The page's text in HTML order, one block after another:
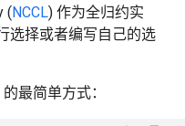
(NCCL) 作为全归约实
选择或者编写自己的选
的最简单方式：